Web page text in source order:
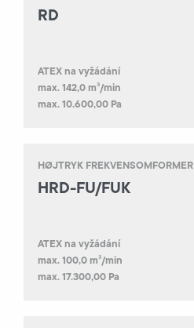
RD
ATEX na vyžádání
max. 142,0 m³/min
max. 10.600,00 Pa
HØJTRYK FREKVENSOMFORMER
HRD-FU/FUK
ATEX na vyžádání
max. 100,0 m³/min
max. 17.300,00 Pa